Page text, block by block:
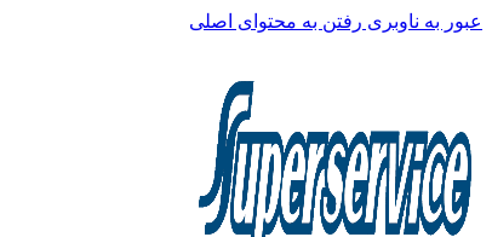
عبور به ناوبری رفتن به محتوای اصلی